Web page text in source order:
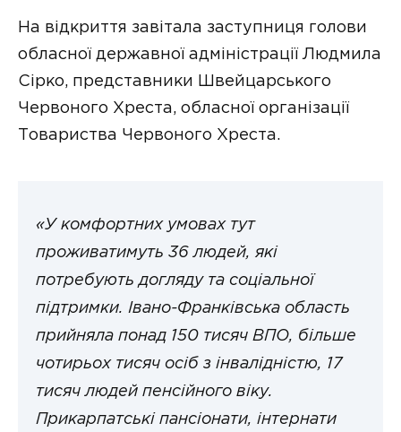
На відкриття завітала заступниця голови
обласної державної адміністрації Людмила
Сірко, представники Швейцарського
Червоного Хреста, обласної організації
Товариства Червоного Хреста.
«У комфортних умовах тут
проживатимуть 36 людей, які
потребують догляду та соціальної
підтримки. Івано-Франківська область
прийняла понад 150 тисяч ВПО, більше
чотирьох тисяч осіб з інвалідністю, 17
тисяч людей пенсійного віку.
Прикарпатські пансіонати, інтернати